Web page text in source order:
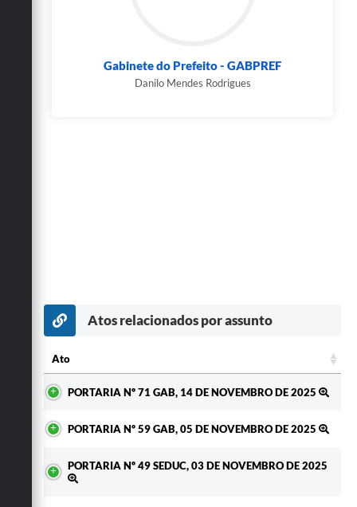
Gabinete do Prefeito - GABPREF
Danilo Mendes Rodrigues
Atos relacionados por assunto
Ato
PORTARIA Nº 71 GAB, 14 DE NOVEMBRO DE 2025
PORTARIA Nº 59 GAB, 05 DE NOVEMBRO DE 2025
PORTARIA Nº 49 SEDUC, 03 DE NOVEMBRO DE 2025